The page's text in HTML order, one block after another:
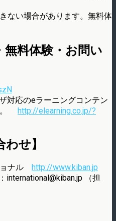
ない場合があります。無料体
無料体験・お問い
対応のeラーニングコンテン
。 http://elearning.co.jp/?
せ】
ョナル http://www.kiban.jp
international@kiban.jp （担